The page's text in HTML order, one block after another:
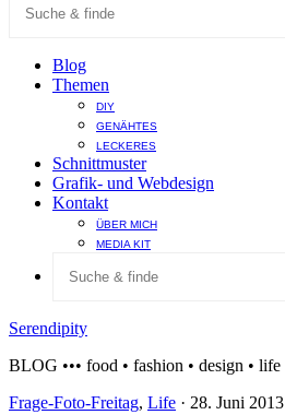
Blog
Themen
DIY
GENÄHTES
LECKERES
Schnittmuster
Grafik- und Webdesign
Kontakt
ÜBER MICH
MEDIA KIT
Serendipity
BLOG ••• food • fashion • design • life
Frage-Foto-Freitag, Life · 28. Juni 2013